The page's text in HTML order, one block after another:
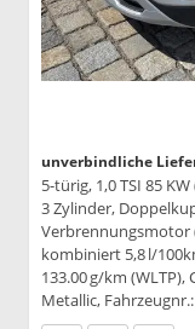
unverbindliche
5-türig, 1,0 TSI 85 KW
3 Zylinder,
Verbrennungsmotor
kombiniert 5,8 l/
133.00 g/km (WLTP),
Metallic,